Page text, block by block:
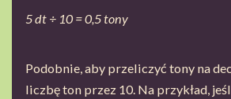
5 dt ÷ 10 = 0,5 tony
Podobnie, aby przeliczyć tony na
liczbę ton przez 10. Na przykład,